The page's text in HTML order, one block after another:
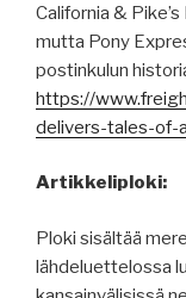
California &
mutta Pony
postinkulun
https://
delivers-tales-of-
Artikkeliploki:
Ploki sisältää
lähdeluettelossa